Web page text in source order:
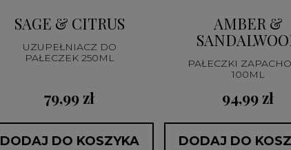
SAGE & CITRUS
UZUPEŁNIACZ DO
PAŁECZEK 250ML
79,99 zł
DODAJ DO KOSZYKA
AMBER &
PAŁECZKI
100ML
94,99 zł
DODAJ DO